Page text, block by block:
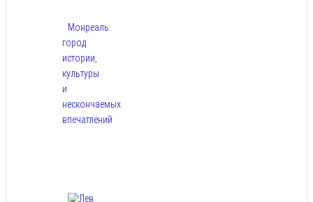
Монреаль:
город
истории,
культуры
и
нескончаемых
впечатлений